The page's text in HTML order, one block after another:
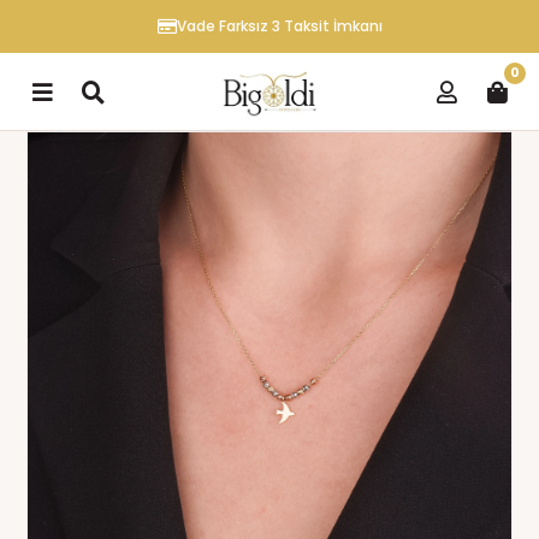
Vade Farksız 3 Taksit İmkanı
0